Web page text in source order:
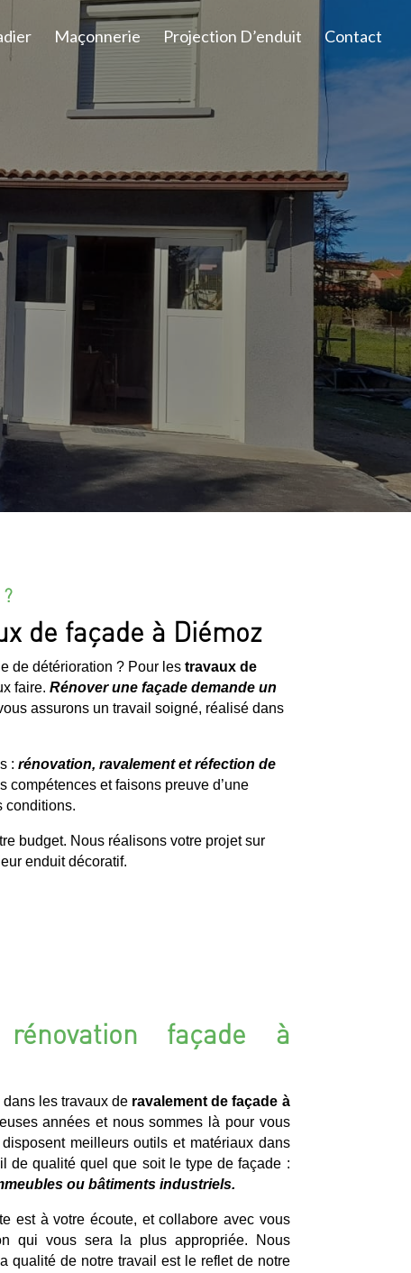
Maçonnerie Projection D’enduit Contact
de façade à Diémoz
de détérioration ? Pour les travaux de
faire. Rénover une façade demande un
assurons un travail soigné, réalisé dans
: rénovation, ravalement et réfection de
compétences et faisons preuve d’une
conditions.
budget. Nous réalisons votre projet sur
enduit décoratif.
façade à
les travaux de ravalement de façade à
années et nous sommes là pour vous
meilleurs outils et matériaux dans
de qualité quel que soit le type de façade :
ou bâtiments industriels.
est à votre écoute, et collabore avec vous
qui vous sera la plus appropriée. Nous
qualité de notre travail est le reflet de notre